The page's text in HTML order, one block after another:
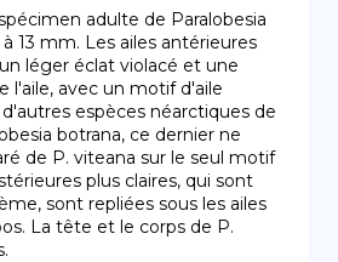
adulte de Paralobesia
13 mm. Les ailes antérieures
léger éclat violacé et une
l'aile, avec un motif d'aile
d'autres espèces néarctiques de
botrana, ce dernier ne
de P. viteana sur le seul motif
plus claires, qui sont
sont repliées sous les ailes
La tête et le corps de P.